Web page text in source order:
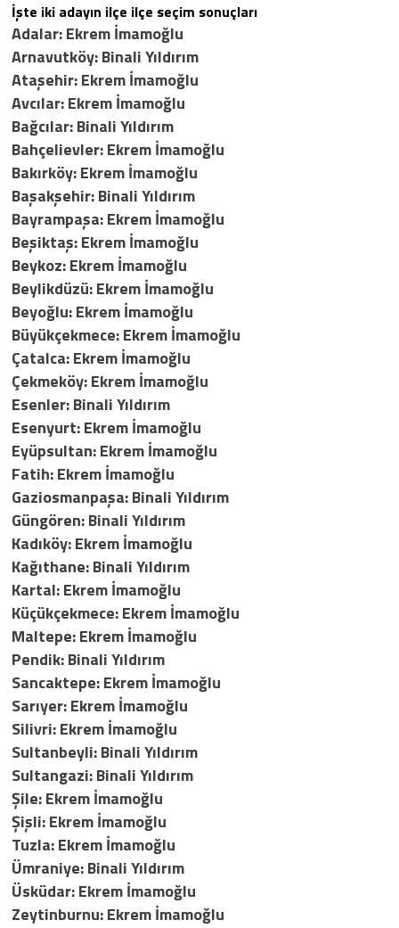
İşte iki adayın ilçe ilçe seçim sonuçları
Adalar: Ekrem İmamoğlu
Arnavutköy: Binali Yıldırım
Ataşehir: Ekrem İmamoğlu
Avcılar: Ekrem İmamoğlu
Bağcılar: Binali Yıldırım
Bahçelievler: Ekrem İmamoğlu
Bakırköy: Ekrem İmamoğlu
Başakşehir: Binali Yıldırım
Bayrampaşa: Ekrem İmamoğlu
Beşiktaş: Ekrem İmamoğlu
Beykoz: Ekrem İmamoğlu
Beylikdüzü: Ekrem İmamoğlu
Beyoğlu: Ekrem İmamoğlu
Büyükçekmece: Ekrem İmamoğlu
Çatalca: Ekrem İmamoğlu
Çekmeköy: Ekrem İmamoğlu
Esenler: Binali Yıldırım
Esenyurt: Ekrem İmamoğlu
Eyüpsultan: Ekrem İmamoğlu
Fatih: Ekrem İmamoğlu
Gaziosmanpaşa: Binali Yıldırım
Güngören: Binali Yıldırım
Kadıköy: Ekrem İmamoğlu
Kağıthane: Binali Yıldırım
Kartal: Ekrem İmamoğlu
Küçükçekmece: Ekrem İmamoğlu
Maltepe: Ekrem İmamoğlu
Pendik: Binali Yıldırım
Sancaktepe: Ekrem İmamoğlu
Sarıyer: Ekrem İmamoğlu
Silivri: Ekrem İmamoğlu
Sultanbeyli: Binali Yıldırım
Sultangazi: Binali Yıldırım
Şile: Ekrem İmamoğlu
Şişli: Ekrem İmamoğlu
Tuzla: Ekrem İmamoğlu
Ümraniye: Binali Yıldırım
Üsküdar: Ekrem İmamoğlu
Zeytinburnu: Ekrem İmamoğlu